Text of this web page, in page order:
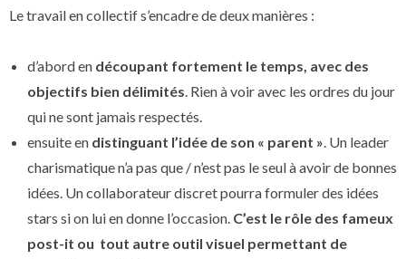
Le travail en collectif s’encadre de deux manières :
d’abord en découpant fortement le temps, avec des
objectifs bien délimités. Rien à voir avec les ordres du jour
qui ne sont jamais respectés.
ensuite en distinguant l’idée de son « parent ». Un leader
charismatique n’a pas que / n’est pas le seul à avoir de bonnes
idées. Un collaborateur discret pourra formuler des idées
stars si on lui en donne l’occasion. C’est le rôle des fameux
post-it ou tout autre outil visuel permettant de